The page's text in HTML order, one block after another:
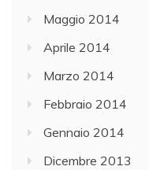
Maggio 2014
Aprile 2014
Marzo 2014
Febbraio 2014
Gennaio 2014
Dicembre 2013